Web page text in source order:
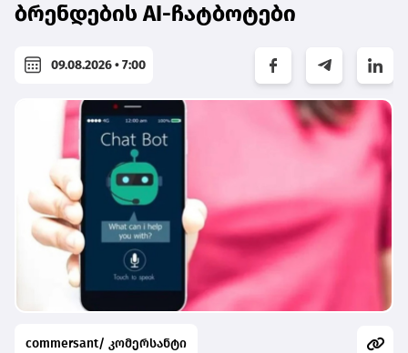
ბრენდების AI-ჩატბოტები
09.08.2026 • 7:00
commersant/ კომერსანტი